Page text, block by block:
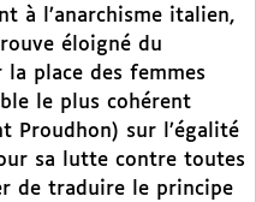
à l’anarchisme italien,
éloigné du
place des femmes
le plus cohérent
Proudhon) sur l’égalité
sa lutte contre toutes
de traduire le principe